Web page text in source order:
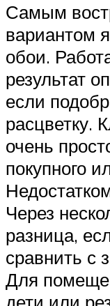
Самым
вариантом
обои.
результат
если
расцветку.
очень
покупного
Через
разница,
сравнить с
Для